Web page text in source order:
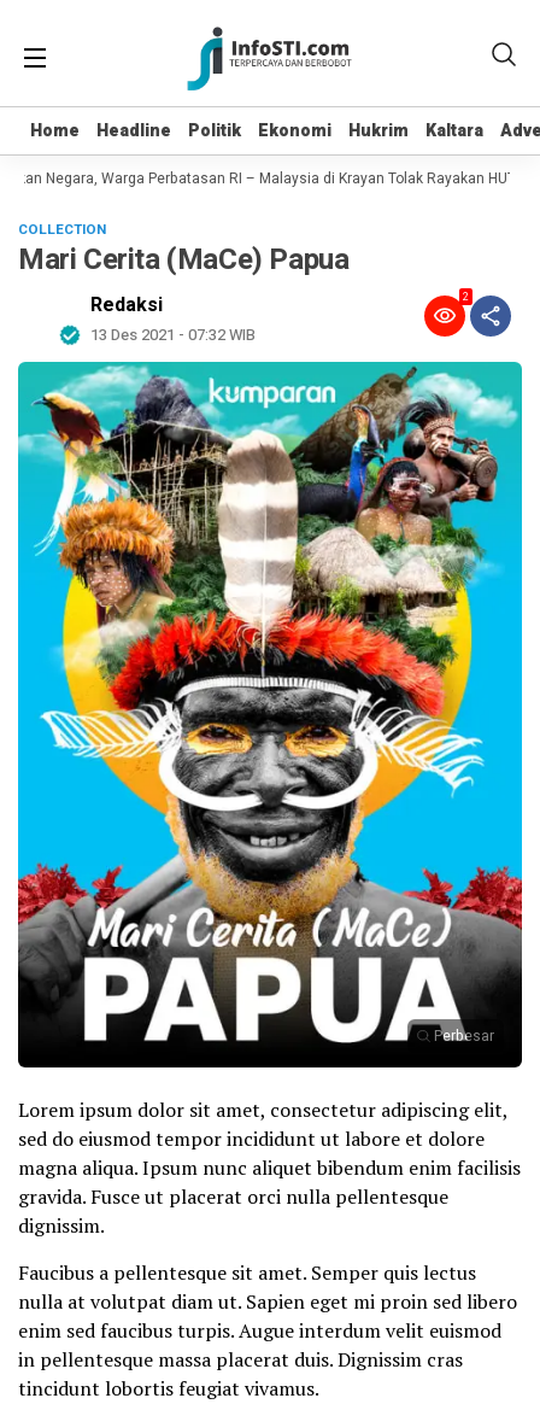
Home Headline Politik Ekonomi Hukrim Kaltara
Home Headline Politik Ekonomi Hukrim Kaltara
Negara, Warga Perbatasan RI – Malaysia di Krayan Tolak Rayakan HUT RI
COLLECTION
Mari Cerita (MaCe) Papua
Redaksi
13 Des 2021 - 07:32 WIB
2
Perbesar
Lorem ipsum dolor sit amet, consectetur adipiscing elit,
sed do eiusmod tempor incididunt ut labore et dolore
magna aliqua. Ipsum nunc aliquet bibendum enim facilisis
gravida. Fusce ut placerat orci nulla pellentesque
dignissim.
Faucibus a pellentesque sit amet. Semper quis lectus
nulla at volutpat diam ut. Sapien eget mi proin sed libero
enim sed faucibus turpis. Augue interdum velit euismod
in pellentesque massa placerat duis. Dignissim cras
tincidunt lobortis feugiat vivamus.